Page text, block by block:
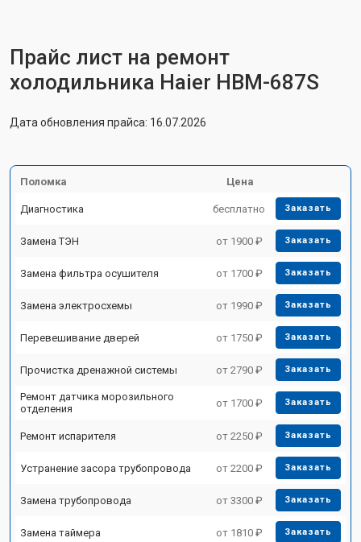
Прайс лист на ремонт
холодильника Haier HBM-687S
Дата обновления прайса: 16.07.2026
Поломка Цена
Диагностика бесплатно Заказать
Замена ТЭН от 1900 ₽ Заказать
Замена фильтра осушителя от 1700 ₽ Заказать
Замена электросхемы от 1990 ₽ Заказать
Перевешивание дверей от 1750 ₽ Заказать
Прочистка дренажной системы от 2790 ₽ Заказать
Ремонт датчика морозильного
отделения
от 1700 ₽ Заказать
Ремонт испарителя от 2250 ₽ Заказать
Устранение засора трубопровода от 2200 ₽ Заказать
Замена трубопровода от 3300 ₽ Заказать
Замена таймера от 1810 ₽ Заказать